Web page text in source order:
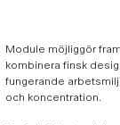
Module möjliggör
kombinera finsk
fungerande
och koncentration.